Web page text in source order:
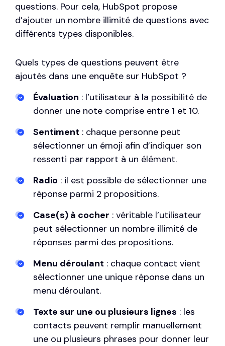
questions. Pour cela, HubSpot propose
d’ajouter un nombre illimité de questions avec
différents types disponibles.
Quels types de questions peuvent être
ajoutés dans une enquête sur HubSpot ?
Évaluation : l’utilisateur à la possibilité de
donner une note comprise entre 1 et 10.
Sentiment : chaque personne peut
sélectionner un émoji afin d’indiquer son
ressenti par rapport à un élément.
Radio : il est possible de sélectionner une
réponse parmi 2 propositions.
Case(s) à cocher : véritable l’utilisateur
peut sélectionner un nombre illimité de
réponses parmi des propositions.
Menu déroulant : chaque contact vient
sélectionner une unique réponse dans un
menu déroulant.
Texte sur une ou plusieurs lignes : les
contacts peuvent remplir manuellement
une ou plusieurs phrases pour donner leur